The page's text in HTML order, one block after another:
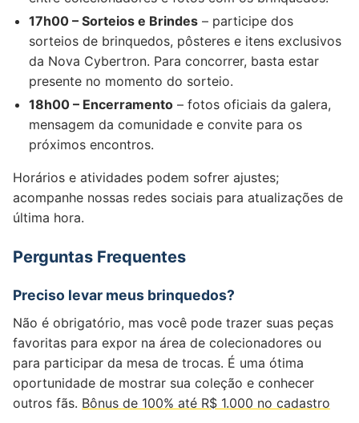
17h00 – Sorteios e Brindes – participe dos
sorteios de brinquedos, pôsteres e itens exclusivos
da Nova Cybertron. Para concorrer, basta estar
presente no momento do sorteio.
18h00 – Encerramento – fotos oficiais da galera,
mensagem da comunidade e convite para os
próximos encontros.
Horários e atividades podem sofrer ajustes;
acompanhe nossas redes sociais para atualizações de
última hora.
Perguntas Frequentes
Preciso levar meus brinquedos?
Não é obrigatório, mas você pode trazer suas peças
favoritas para expor na área de colecionadores ou
para participar da mesa de trocas. É uma ótima
oportunidade de mostrar sua coleção e conhecer
outros fãs. Bônus de 100% até R$ 1.000 no cadastro